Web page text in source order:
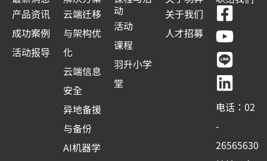
产品资讯
成功案例
活动报导
云端迁移
与架构优
化
云端信息
安全
异地备援
与备份
AI机器学
动
活动
课程
羽升小学
堂
关于我们
人才招募
F
a
c
e
b
o
o
k
Y
o
u
t
u
b
e
L
i
n
e
L
i
n
k
e
d
i
n
电话：02
-
26565630